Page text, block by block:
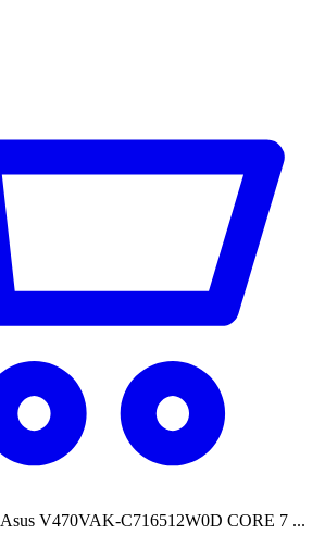
Asus V470VAK-C716512W0D CORE 7 ...